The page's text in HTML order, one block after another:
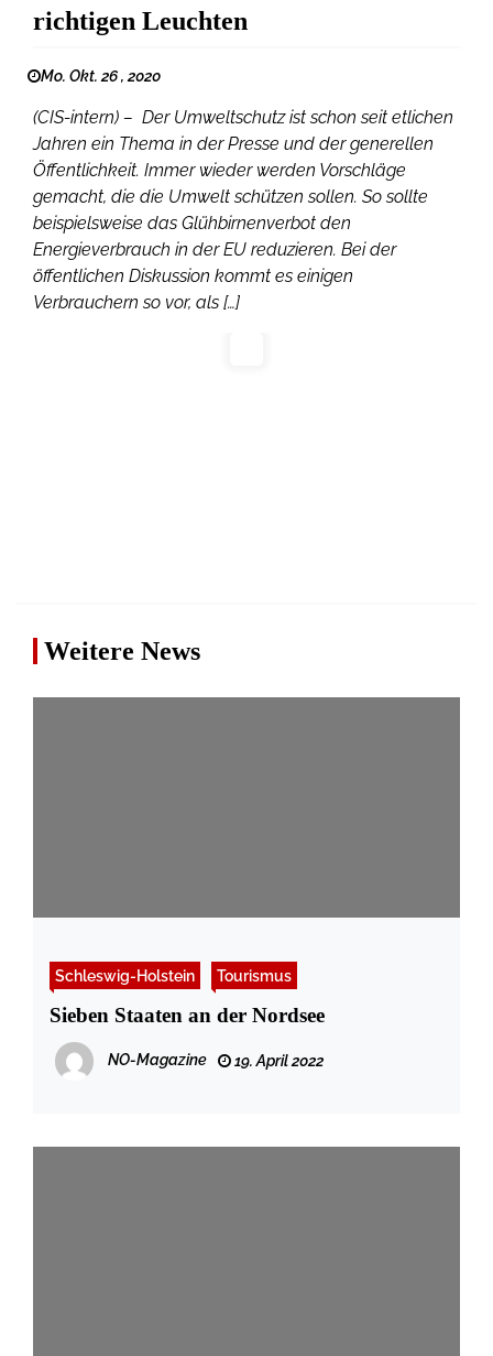
richtigen Leuchten
Mo. Okt. 26 , 2020
(CIS-intern) – Der Umweltschutz ist schon seit etlichen
Jahren ein Thema in der Presse und der generellen
Öffentlichkeit. Immer wieder werden Vorschläge
gemacht, die die Umwelt schützen sollen. So sollte
beispielsweise das Glühbirnenverbot den
Energieverbrauch in der EU reduzieren. Bei der
öffentlichen Diskussion kommt es einigen
Verbrauchern so vor, als […]
Weitere News
Schleswig-Holstein Tourismus
Sieben Staaten an der Nordsee
NO-Magazine 19. April 2022